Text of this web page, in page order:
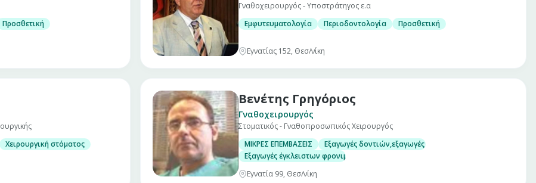
Προσθετική
Γναθοχειρουργός - Υποστράτηγος ε.α
Εμφυτευματολογία
Περιοδοντολογία Προσθετική
Εγνατίας 152, Θεσ/νίκη
Χειρουργική στόματος
Βενέτης Γρηγόριος
Γναθοχειρουργός
Στοματικός - Γναθοπροσωπικός Χειρουργός
ΜΙΚΡΕΣ ΕΠΕΜΒΑΣΕΙΣ
Εξαγωγές δοντιών,εξαγωγές υπεράριθμων, μεσόδοντα
Εξαγωγές έγκλειστων φρονιμιτών
Εγνατία 99, Θεσ/νίκη